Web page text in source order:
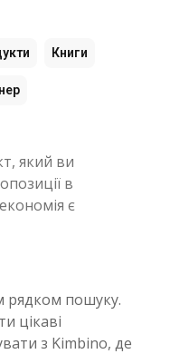
Книги
який ви
в
є
рядком пошуку.
цікаві
з Kimbino, де